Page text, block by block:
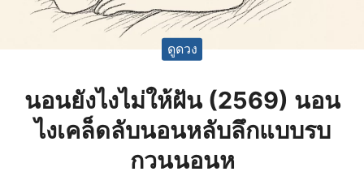
ดูดวง
นอนยังไงไม่ให้ฝัน (2569) นอน
ไงเคล็ดลับนอนหลับลึกแบบรบ
กวนนอนห